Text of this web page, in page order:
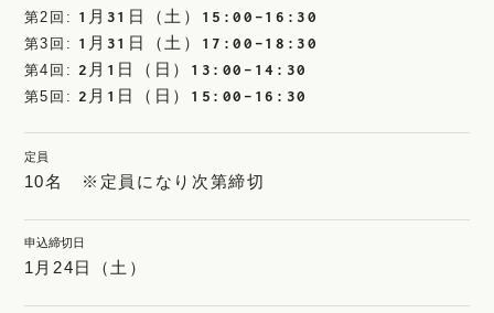
第2回: 1月31日（土）15:00-16:30
第3回: 1月31日（土）17:00-18:30
第4回: 2月1日（日）13:00-14:30
第5回: 2月1日（日）15:00-16:30
定員
10名 ※定員になり次第締切
申込締切日
1月24日（土）